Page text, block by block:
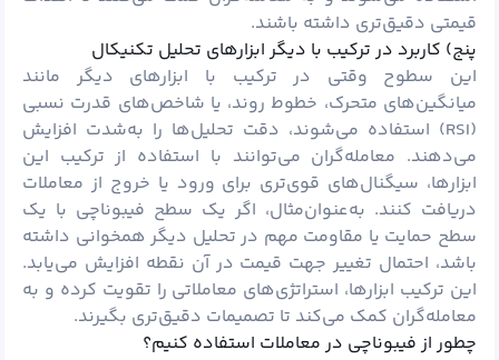
قیمتی دقیق‌تری داشته باشند.
پنج) کاربرد در ترکیب با دیگر ابزارهای تحلیل تکنیکال
این سطوح وقتی در ترکیب با ابزارهای دیگر مانند
میانگین‌های متحرک، خطوط روند، یا شاخص‌های قدرت نسبی
(RSI) استفاده می‌شوند، دقت تحلیل‌ها را به‌شدت افزایش
می‌دهند. معامله‌گران می‌توانند با استفاده از ترکیب این
ابزارها، سیگنال‌های قوی‌تری برای ورود یا خروج از معاملات
دریافت کنند. به‌عنوان‌مثال، اگر یک سطح فیبوناچی با یک
سطح حمایت یا مقاومت مهم در تحلیل دیگر همخوانی داشته
باشد، احتمال تغییر جهت قیمت در آن نقطه افزایش می‌یابد.
این ترکیب ابزارها، استراتژی‌های معاملاتی را تقویت کرده و به
معامله‌گران کمک می‌کند تا تصمیمات دقیق‌تری بگیرند.
چطور از فیبوناچی در معاملات استفاده کنیم؟